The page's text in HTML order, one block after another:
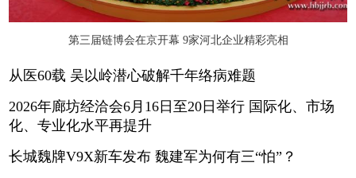
第三届链博会在京开幕 9家河北企业精彩亮相
从医60载 吴以岭潜心破解千年络病难题
2026年廊坊经洽会6月16日至20日举行 国际化、市场
化、专业化水平再提升
长城魏牌V9X新车发布 魏建军为何有三“怕”？